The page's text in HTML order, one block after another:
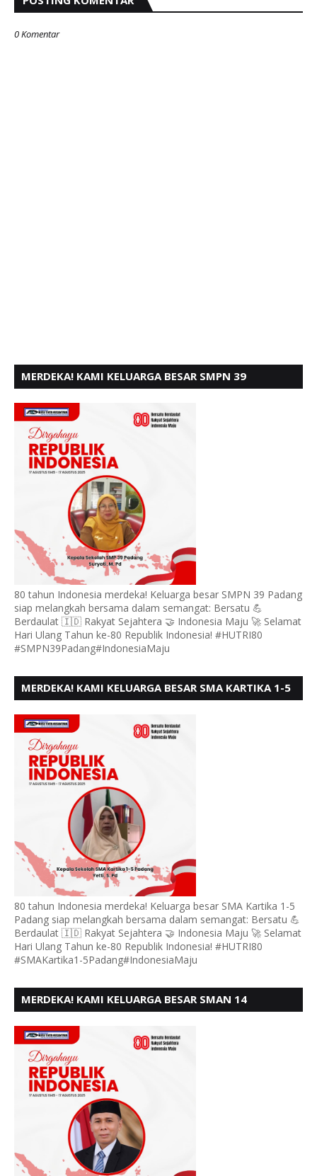
0 Komentar
MERDEKA! KAMI KELUARGA BESAR SMPN 39
80 tahun Indonesia merdeka! Keluarga besar SMPN 39 Padang
siap melangkah bersama dalam semangat: Bersatu 💪
Berdaulat 🇮🇩 Rakyat Sejahtera 🤝 Indonesia Maju 🚀 Selamat
Hari Ulang Tahun ke-80 Republik Indonesia! #HUTRI80
#SMPN39Padang#IndonesiaMaju
MERDEKA! KAMI KELUARGA BESAR SMA KARTIKA 1-5
BERSATU BERD
80 tahun Indonesia merdeka! Keluarga besar SMA Kartika 1-5
Padang siap melangkah bersama dalam semangat: Bersatu 💪
Berdaulat 🇮🇩 Rakyat Sejahtera 🤝 Indonesia Maju 🚀 Selamat
Hari Ulang Tahun ke-80 Republik Indonesia! #HUTRI80
#SMAKartika1-5Padang#IndonesiaMaju
MERDEKA! KAMI KELUARGA BESAR SMAN 14